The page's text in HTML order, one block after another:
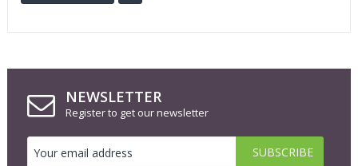
NEWSLETTER
Register to get our newsletter